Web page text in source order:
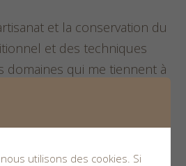
et la conservation du
et des techniques
domaines qui me tiennent à
utilisons des cookies. Si